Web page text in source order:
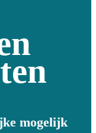
mogelijk